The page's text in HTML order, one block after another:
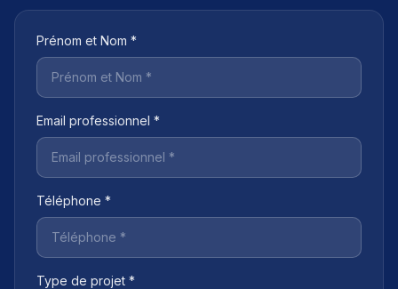
Prénom et Nom *
Email professionnel *
Téléphone *
Type de projet *